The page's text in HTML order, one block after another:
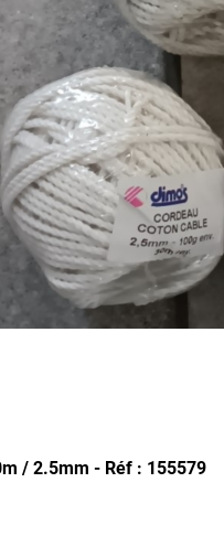
/ 2.5mm - Réf : 155579